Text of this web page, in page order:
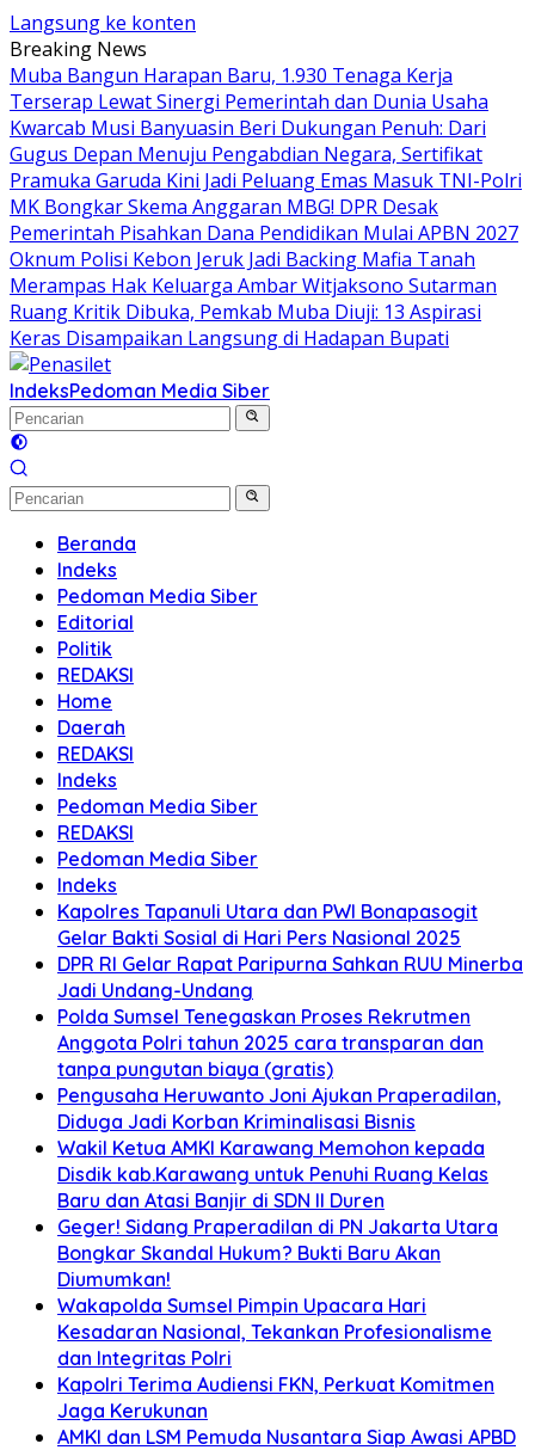
Langsung ke konten
Breaking News
Muba Bangun Harapan Baru, 1.930 Tenaga Kerja
Terserap Lewat Sinergi Pemerintah dan Dunia Usaha
Kwarcab Musi Banyuasin Beri Dukungan Penuh: Dari
Gugus Depan Menuju Pengabdian Negara, Sertifikat
Pramuka Garuda Kini Jadi Peluang Emas Masuk TNI-Polri
MK Bongkar Skema Anggaran MBG! DPR Desak
Pemerintah Pisahkan Dana Pendidikan Mulai APBN 2027
Oknum Polisi Kebon Jeruk Jadi Backing Mafia Tanah
Merampas Hak Keluarga Ambar Witjaksono Sutarman
Ruang Kritik Dibuka, Pemkab Muba Diuji: 13 Aspirasi
Keras Disampaikan Langsung di Hadapan Bupati
IndeksPedoman Media Siber
Beranda
Indeks
Pedoman Media Siber
Editorial
Politik
REDAKSI
Home
Daerah
REDAKSI
Indeks
Pedoman Media Siber
REDAKSI
Pedoman Media Siber
Indeks
Kapolres Tapanuli Utara dan PWI Bonapasogit
Gelar Bakti Sosial di Hari Pers Nasional 2025
DPR RI Gelar Rapat Paripurna Sahkan RUU Minerba
Jadi Undang-Undang
Polda Sumsel Tenegaskan Proses Rekrutmen
Anggota Polri tahun 2025 cara transparan dan
tanpa pungutan biaya (gratis)
Pengusaha Heruwanto Joni Ajukan Praperadilan,
Diduga Jadi Korban Kriminalisasi Bisnis
Wakil Ketua AMKI Karawang Memohon kepada
Disdik kab.Karawang untuk Penuhi Ruang Kelas
Baru dan Atasi Banjir di SDN II Duren
Geger! Sidang Praperadilan di PN Jakarta Utara
Bongkar Skandal Hukum? Bukti Baru Akan
Diumumkan!
Wakapolda Sumsel Pimpin Upacara Hari
Kesadaran Nasional, Tekankan Profesionalisme
dan Integritas Polri
Kapolri Terima Audiensi FKN, Perkuat Komitmen
Jaga Kerukunan
AMKI dan LSM Pemuda Nusantara Siap Awasi APBD